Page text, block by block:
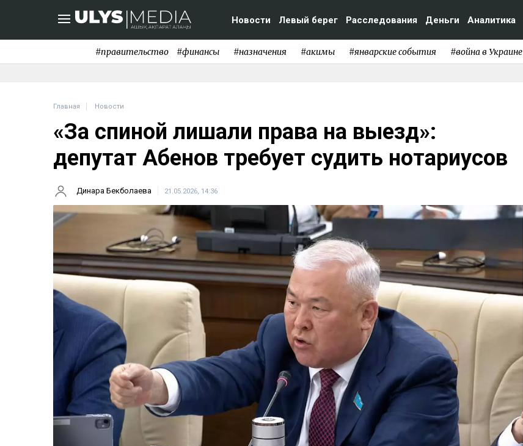
Новости Левый берег Расследования Деньги Аналитика
#правительство #финансы #назначения #акимы #январские события #война в Украине
Главная Новости
«За спиной лишали права на выезд»:
депутат Абенов требует судить нотариусов
Динара Бекболаева 21.05.2026, 14:36